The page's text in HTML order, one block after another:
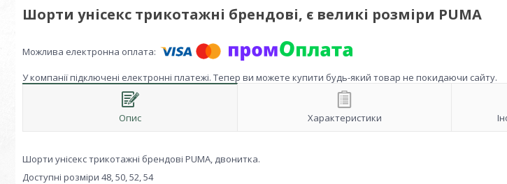
Шорти унісекс трикотажні брендові, є великі розміри PUMA
У компанії підключені електронні платежі. Тепер ви можете купити будь-який товар не покидаючи сайту.
Опис Характеристики
Шорти унісекс трикотажні брендові PUMA, двонитка.
Доступні розміри 48, 50, 52, 54